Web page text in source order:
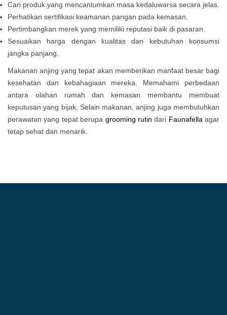
Cari produk yang mencantumkan masa kedaluwarsa secara jelas.
Perhatikan sertifikasi keamanan pangan pada kemasan.
Pertimbangkan merek yang memiliki reputasi baik di pasaran.
Sesuaikan harga dengan kualitas dan kebutuhan konsumsi
jangka panjang.
Makanan anjing yang tepat akan memberikan manfaat besar bagi
kesehatan dan kebahagiaan mereka. Memahami perbedaan
antara olahan rumah dan kemasan membantu membuat
keputusan yang bijak. Selain makanan, anjing juga membutuhkan
perawatan yang tepat berupa grooming rutin dari Faunafella agar
tetap sehat dan menarik.